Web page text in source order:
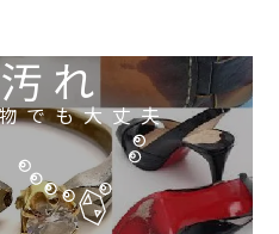
汚れ
でも大丈夫